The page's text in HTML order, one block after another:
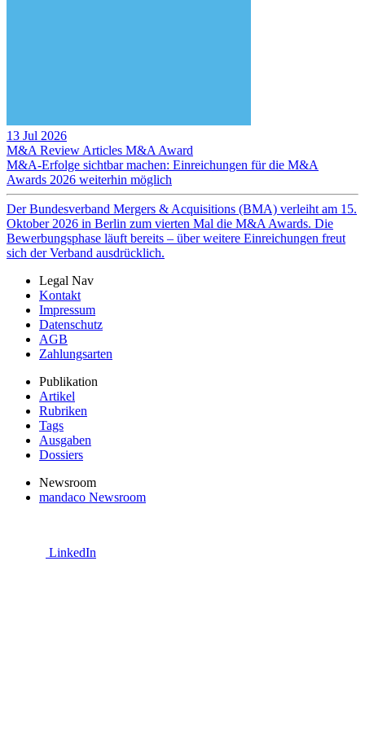
13 Jul 2026
M&A ReviewArticles M&A Award
M&A-Erfolge sichtbar machen: Einreichungen für die M&A
Awards 2026 weiterhin möglich
Der Bundesverband Mergers & Acquisitions (BMA) verleiht am 15.
Oktober 2026 in Berlin zum vierten Mal die M&A Awards. Die
Bewerbungsphase läuft bereits – über weitere Einreichungen freut
sich der Verband ausdrücklich.
Legal Nav
Kontakt
Impressum
Datenschutz
AGB
Zahlungsarten
Publikation
Artikel
Rubriken
Tags
Ausgaben
Dossiers
Newsroom
mandaco Newsroom
LinkedIn